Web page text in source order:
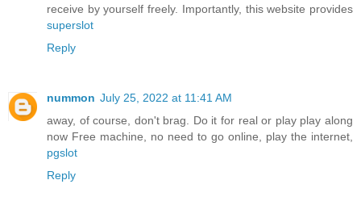
receive by yourself freely. Importantly, this website provides
superslot
Reply
nummon July 25, 2022 at 11:41 AM
away, of course, don't brag. Do it for real or play play along
now Free machine, no need to go online, play the internet,
pgslot
Reply